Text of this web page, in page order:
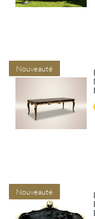
Nouveauté
Nouveauté